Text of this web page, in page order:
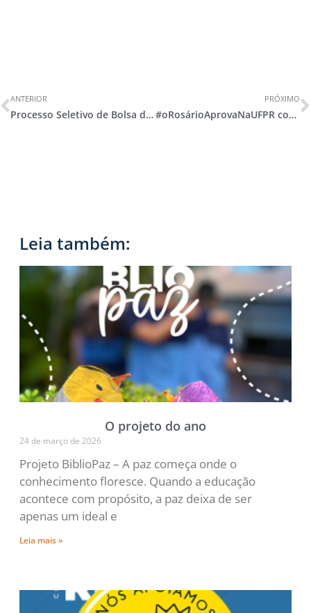
ANTERIOR
Processo Seletivo de Bolsa de Estudo para 2025
PRÓXIMO
#oRosárioAprovaNaUFPR com certeza!
Leia também:
O projeto do ano
24 de março de 2026
Projeto BiblioPaz – A paz começa onde o
conhecimento floresce. Quando a educação
acontece com propósito, a paz deixa de ser
apenas um ideal e
Leia mais »